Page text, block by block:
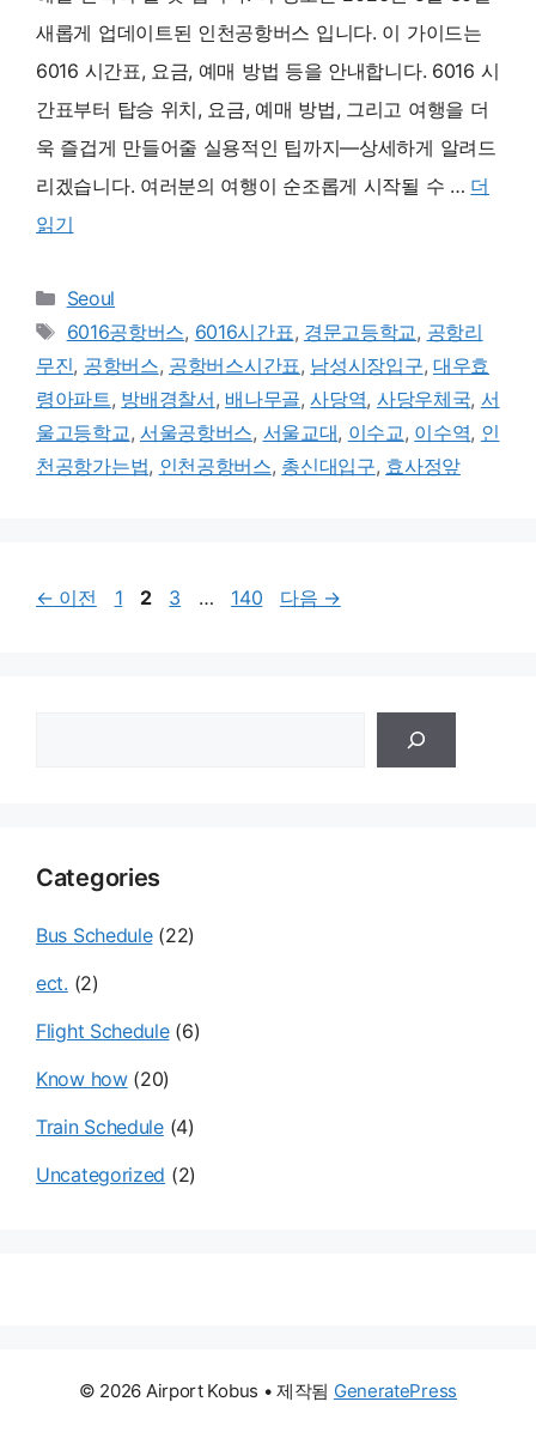
새롭게 업데이트된 인천공항버스 입니다. 이 가이드는
6016 시간표, 요금, 예매 방법 등을 안내합니다. 6016 시
간표부터 탑승 위치, 요금, 예매 방법, 그리고 여행을 더
욱 즐겁게 만들어줄 실용적인 팁까지—상세하게 알려드
리겠습니다. 여러분의 여행이 순조롭게 시작될 수 … 더
읽기
카
테
고
리
Seoul
태
그
6016공항버스, 6016시간표, 경문고등학교, 공항리
무진, 공항버스, 공항버스시간표, 남성시장입구, 대우효
령아파트, 방배경찰서, 배나무골,사당역, 사당우체국, 서
울고등학교, 서울공항버스, 서울교대, 이수교, 이수역, 인
천공항가는법, 인천공항버스, 총신대입구, 효사정앞
← 이전
페
1
페
2
페
3 …
페
140 다음 →
Categories
Bus Schedule(22)
ect. (2)
Flight Schedule(6)
Know how(20)
Train Schedule(4)
Uncategorized (2)
© 2026 Airport Kobus • 제작됨 GeneratePress